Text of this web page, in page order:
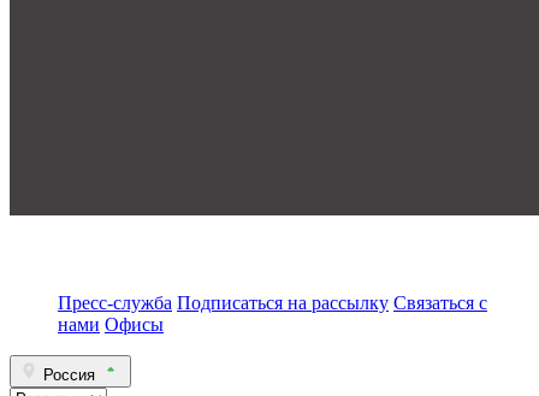
Пресс-служба Подписаться на рассылку Связаться с
нами Офисы
Россия